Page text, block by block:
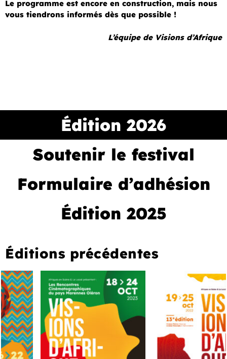
Le programme est encore en construction, mais nous
vous tiendrons informés dès que possible !
L’équipe de Visions d’Afrique
Édition 2026
Soutenir le festival
Formulaire d’adhésion
Édition 2025
Éditions précédentes